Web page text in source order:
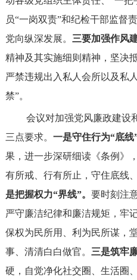
员“一岗双责”和纪检干部监督
党向纵深发展。 三要加强作风
精神及其实施细则精神，坚决
严禁违规出入私人会所以及私
禁”。
会议对加强党风廉政建设
三点要求。 一是守住行为“底线”
果，进一步深研细读《条例》
有所戒、行有所止，守住底线
是把握权力“界线”。 要时刻注
严守廉洁纪律和廉洁规矩，牢
保权为民所用、利为民所谋，
事、清清白白做官。 三是筑牢
硬，自觉净化社交圈、生活圈